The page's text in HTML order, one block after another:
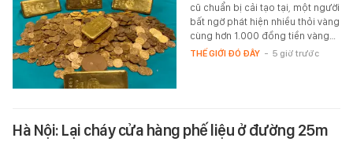
cũ chuẩn bị cải tạo tại, một người
bất ngờ phát hiện nhiều thỏi vàng
cùng hơn 1.000 đồng tiền vàng…
THẾ GIỚI ĐÓ ĐÂY - 5 giờ trước
Hà Nội: Lại cháy cửa hàng phế liệu ở đường 25m